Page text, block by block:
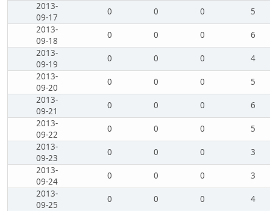
2013-
09-17
0 0 0
5
2013-
09-18
0 0 0
6
2013-
09-19
0 0 0
4
2013-
09-20
0 0 0
5
2013-
09-21
0 0 0
6
2013-
09-22
0 0 0
5
2013-
09-23
0 0 0
3
2013-
09-24
0 0 0
3
2013-
09-25
0 0 0
4